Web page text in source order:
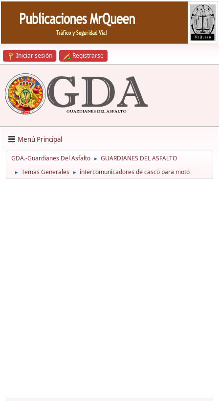
Iniciar sesión Registrarse
Menú Principal
GDA.-Guardianes Del Asfalto ► GUARDIANES DEL ASFALTO
► Temas Generales ► intercomunicadores de casco para moto